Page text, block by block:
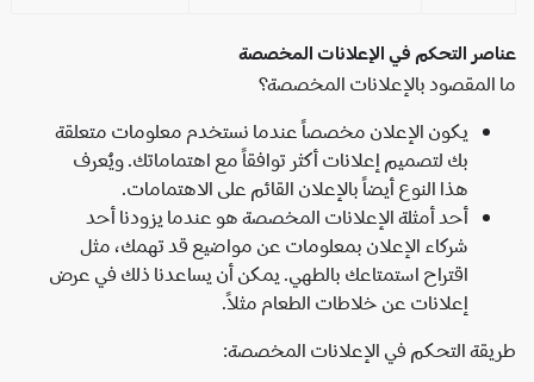
التحكم في الإعلانات المخصصة
بالإعلانات المخصصة؟
يكون الإعلان مخصصاً عندما نستخدم معلومات متعلقة
بك لتصميم إعلانات أكثر توافقاً مع اهتماماتك. ويُعرف
هذا النوع أيضاً بالإعلان القائم على الاهتمامات.
أحد أمثلة الإعلانات المخصصة هو عندما يزودنا أحد
شركاء الإعلان بمعلومات عن مواضيع قد تهمك، مثل
اقتراح استمتاعك بالطهي. يمكن أن يساعدنا ذلك في عرض
إعلانات عن خلاطات الطعام مثلاً.
التحكم في الإعلانات المخصصة: